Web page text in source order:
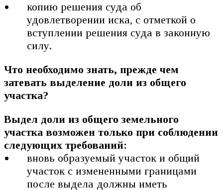
копию решения суда об
удовлетворении иска, с отметкой о
вступлении решения суда в законную
силу.
Что необходимо знать, прежде чем
затевать выделение доли из общего
участка?
Выдел доли из общего земельного
участка возможен только при соблюдении
следующих требований:
вновь образуемый участок и общий
участок с измененными границами
после выдела должны иметь